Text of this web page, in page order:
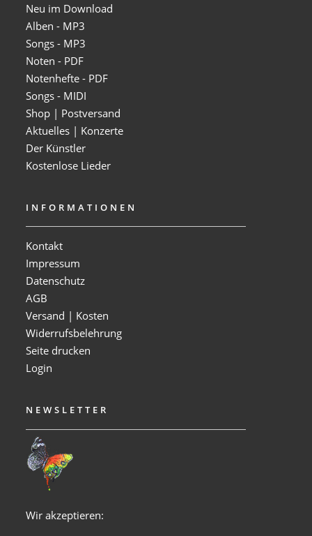
Neu im Download
Alben - MP3
Songs - MP3
Noten - PDF
Notenhefte - PDF
Songs - MIDI
Shop | Postversand
Aktuelles | Konzerte
Der Künstler
Kostenlose Lieder
INFORMATIONEN
Kontakt
Impressum
Datenschutz
AGB
Versand | Kosten
Widerrufsbelehrung
Seite drucken
Login
NEWSLETTER
Wir akzeptieren: